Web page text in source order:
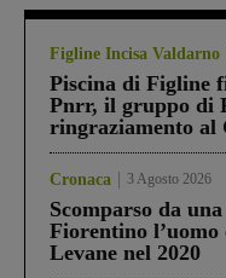
Figline Incisa Valdarno
Piscina di Figline
Pnrr, il gruppo di
ringraziamento al
Cronaca 3 Agosto 2026
Scomparso da
Fiorentino l’uomo
Levane nel 2020